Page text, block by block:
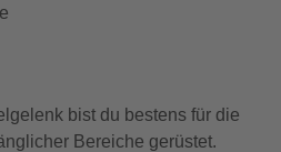
bist du bestens für die
Bereiche gerüstet.